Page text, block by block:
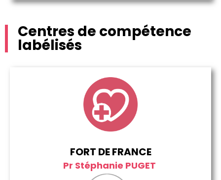
Centres de compétence
labélisés
FORT DE FRANCE
Pr Stéphanie PUGET